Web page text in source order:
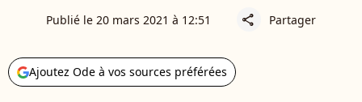
Publié le 20 mars 2021 à 12:51 share Partager
Ajoutez Ode à vos sources préférées